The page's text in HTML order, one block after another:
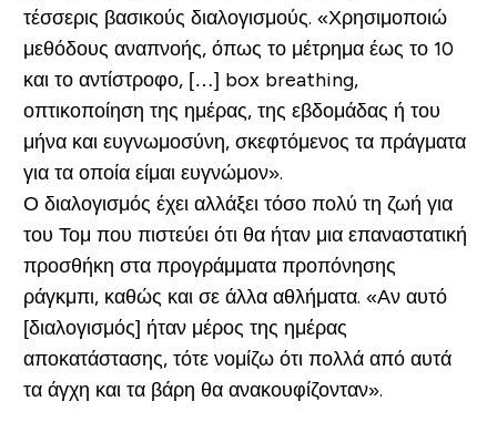
τέσσερις βασικούς διαλογισμούς. «Χρησιμοποιώ
μεθόδους αναπνοής, όπως το μέτρημα έως το 10
και το αντίστροφο, […] box breathing,
οπτικοποίηση της ημέρας, της εβδομάδας ή του
μήνα και ευγνωμοσύνη, σκεφτόμενος τα πράγματα
για τα οποία είμαι ευγνώμον».
Ο διαλογισμός έχει αλλάξει τόσο πολύ τη ζωή για
του Τομ που πιστεύει ότι θα ήταν μια επαναστατική
προσθήκη στα προγράμματα προπόνησης
ράγκμπι, καθώς και σε άλλα αθλήματα. «Αν αυτό
[διαλογισμός] ήταν μέρος της ημέρας
αποκατάστασης, τότε νομίζω ότι πολλά από αυτά
τα άγχη και τα βάρη θα ανακουφίζονταν».